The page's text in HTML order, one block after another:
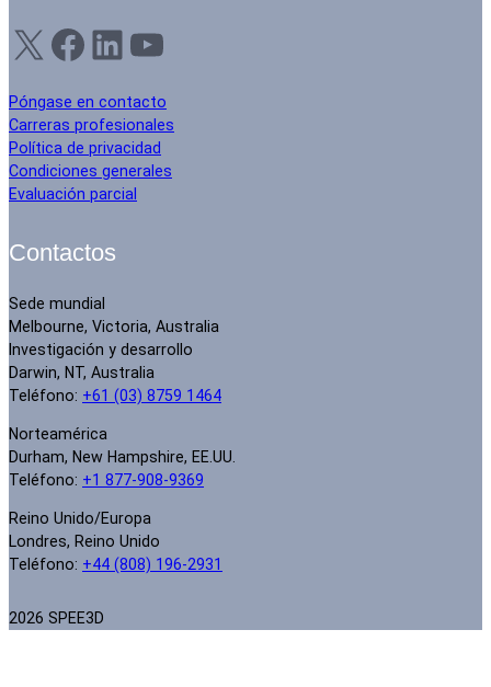
X Facebook LinkedIn YouTube
Póngase en contacto
Carreras profesionales
Política de privacidad
Condiciones generales
Evaluación parcial
Contactos
Sede mundial
Melbourne, Victoria, Australia
Investigación y desarrollo
Darwin, NT, Australia
Teléfono: +61 (03) 8759 1464
Norteamérica
Durham, New Hampshire, EE.UU.
Teléfono: +1 877-908-9369
Reino Unido/Europa
Londres, Reino Unido
Teléfono: +44 (808) 196-2931
2026 SPEE3D